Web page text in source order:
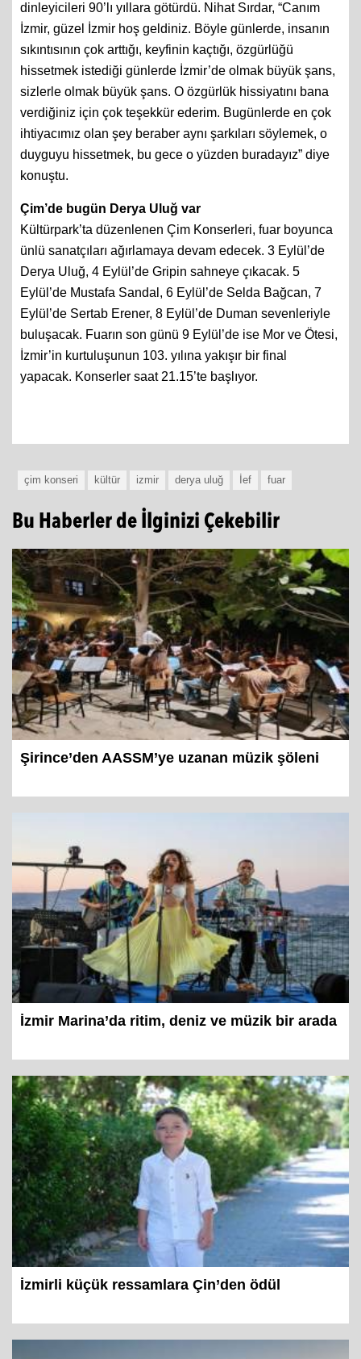
dinleyicileri 90’lı yıllara götürdü. Nihat Sırdar, “Canım
İzmir, güzel İzmir hoş geldiniz. Böyle günlerde, insanın
sıkıntısının çok arttığı, keyfinin kaçtığı, özgürlüğü
hissetmek istediği günlerde İzmir’de olmak büyük şans,
sizlerle olmak büyük şans. O özgürlük hissiyatını bana
verdiğiniz için çok teşekkür ederim. Bugünlerde en çok
ihtiyacımız olan şey beraber aynı şarkıları söylemek, o
duyguyu hissetmek, bu gece o yüzden buradayız” diye
konuştu.
Çim’de bugün Derya Uluğ var
Kültürpark’ta düzenlenen Çim Konserleri, fuar boyunca
ünlü sanatçıları ağırlamaya devam edecek. 3 Eylül’de
Derya Uluğ, 4 Eylül’de Gripin sahneye çıkacak. 5
Eylül’de Mustafa Sandal, 6 Eylül’de Selda Bağcan, 7
Eylül’de Sertab Erener, 8 Eylül’de Duman sevenleriyle
buluşacak. Fuarın son günü 9 Eylül’de ise Mor ve Ötesi,
İzmir’in kurtuluşunun 103. yılına yakışır bir final
yapacak. Konserler saat 21.15’te başlıyor.
çim konseri kültür izmir derya uluğ İef fuar
Bu Haberler de İlginizi Çekebilir
Şirince’den AASSM’ye uzanan müzik şöleni
İzmir Marina’da ritim, deniz ve müzik bir arada
İzmirli küçük ressamlara Çin’den ödül